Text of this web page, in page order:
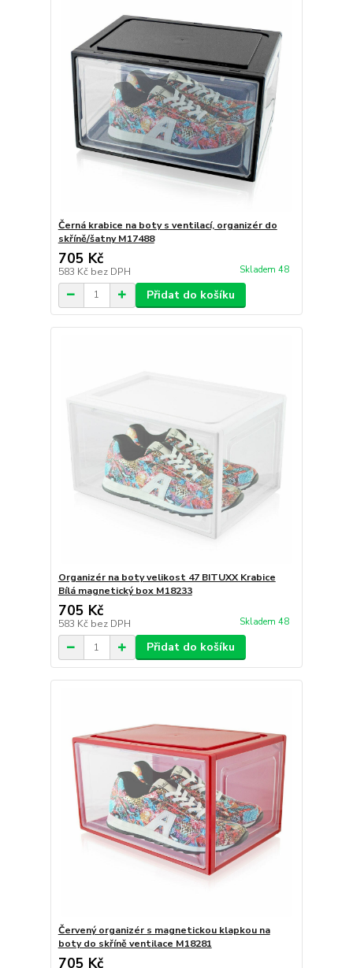
Černá krabice na boty s ventilací, organizér do
skříně/šatny M17488
705 Kč
583 Kč bez DPH Skladem 48
Přidat do košíku
Organizér na boty velikost 47 BITUXX Krabice
Bílá magnetický box M18233
705 Kč
583 Kč bez DPH Skladem 48
Přidat do košíku
Červený organizér s magnetickou klapkou na
boty do skříně ventilace M18281
705 Kč